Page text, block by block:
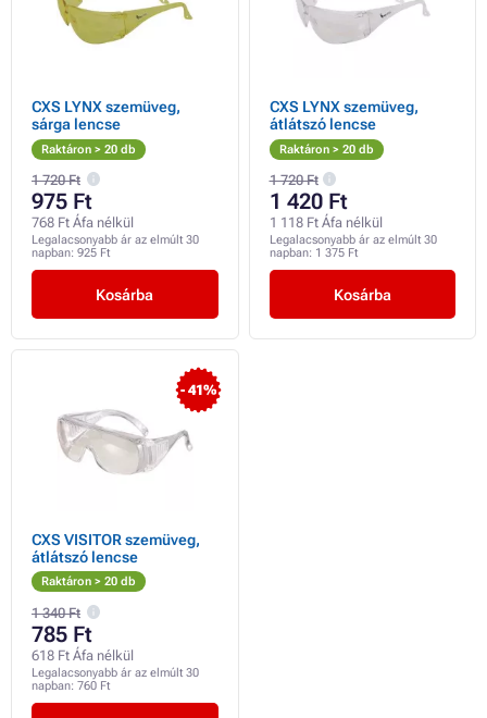
CXS LYNX szemüveg,
sárga lencse
Raktáron > 20 db
1 720 Ft
975 Ft
768 Ft Áfa nélkül
Legalacsonyabb ár az elmúlt 30
napban: 925 Ft
Kosárba
CXS LYNX szemüveg,
átlátszó lencse
Raktáron > 20 db
1 720 Ft
1 420 Ft
1 118 Ft Áfa nélkül
Legalacsonyabb ár az elmúlt 30
napban: 1 375 Ft
Kosárba
- 41%
CXS VISITOR szemüveg,
átlátszó lencse
Raktáron > 20 db
1 340 Ft
785 Ft
618 Ft Áfa nélkül
Legalacsonyabb ár az elmúlt 30
napban: 760 Ft